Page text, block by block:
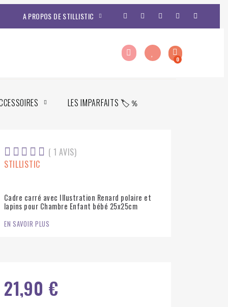
A PROPOS DE STILLISTIC
LES IMPARFAITS 🏷️％
     ( 1 AVIS)
STILLISTIC
Cadre carré avec Illustration Renard polaire et
lapins pour Chambre Enfant bébé 25x25cm
EN SAVOIR PLUS
21,90 €